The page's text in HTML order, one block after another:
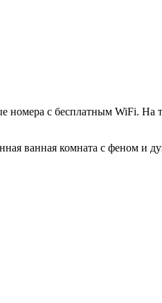
с бесплатным WiFi. На
ванная комната с феном